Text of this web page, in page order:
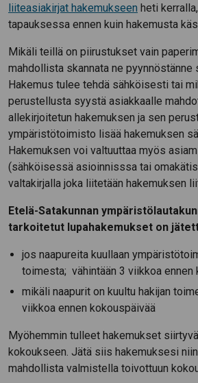
liiteasiakirjat hakemukseen heti
tapauksessa ennen kuin hakemusta
Mikäli teillä on piirustukset vain
mahdollista skannata ne pyynnöstänne
Hakemus tulee tehdä sähköisesti tai
perustellusta syystä asiakkaalle
allekirjoitetun hakemuksen ja sen
ympäristötoimisto lisää hakemuksen
Hakemuksen voi valtuuttaa myös
(sähköisessä asioinnisssa tai
valtakirjalla joka liitetään hakemuksen
Etelä-Satakunnan
tarkoitetut lupahakemukset on
jos naapureita kuullaan
toimesta; vähintään 3 viikkoa ennen
mikäli naapurit on kuultu hakijan
viikkoa ennen kokouspäivää
Myöhemmin tulleet hakemukset
kokoukseen. Jätä siis hakemuksesi
mahdollista valmistella toivottuun